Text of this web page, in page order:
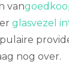
van
glasvezel
nog over.